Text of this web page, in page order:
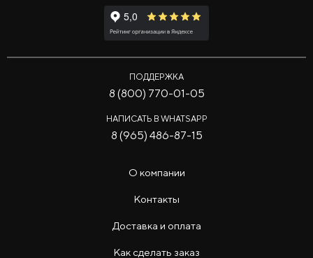
ПОДДЕРЖКА
8 (800) 770-01-05
НАПИСАТЬ В WHATSAPP
8 (965) 486-87-15
О компании
Контакты
Доставка и оплата
Как сделать заказ